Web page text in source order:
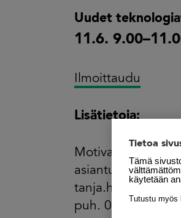
Uudet
11.6.
Ilmoittaudu
Lisätietoja:
Motiva
asiantuntija Tanja
puh. 050 591 1844
Tietoa
Tämä
käytetään
Tutustu myös